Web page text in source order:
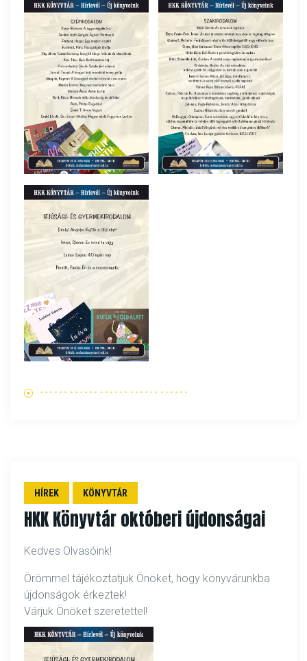
HÍREK KÖNYVTÁR
HKK Könyvtár októberi újdonságai
Kedves Olvasóink!
Örömmel tájékoztatjuk Önöket, hogy könyvárunkba
újdonságok érkeztek!
Várjuk Önöket szeretettel!